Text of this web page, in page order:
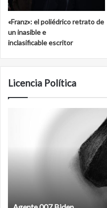
«Franz»: el poliédrico retrato de
un inasible e
inclasificable escritor
Licencia Política